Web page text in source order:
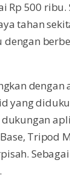
Rp 500
tahan
dengan
yang
Tripod